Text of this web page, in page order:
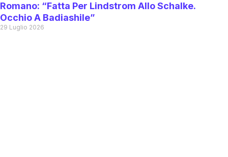
Romano: “Fatta Per Lindstrom Allo Schalke.
Occhio A Badiashile”
29 Luglio 2026